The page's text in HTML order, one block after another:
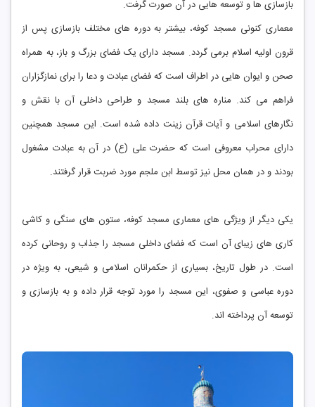
بازسازی ها و توسعه هایی در آن صورت گرفت.
معماری کنونی مسجد کوفه، بیشتر به دوره های مختلف بازسازی پس از
قرون اولیه اسلام برمی گردد. مسجد دارای یک فضای بزرگ و باز، به همراه
صحن و ایوان هایی در اطراف است که فضای عبادت و دعا را برای نمازگزاران
فراهم می کند. مناره های بلند مسجد و طراحی داخلی آن با نقش و
نگارهای اسلامی و آیات قرآن زینت داده شده است. این مسجد همچنین
دارای محراب معروفی است که حضرت علی (ع) در آن به عبادت مشغول
بودند و در همان محل نیز توسط ابن ملجم مورد ضربت قرار گرفتند.
یکی دیگر از ویژگی های معماری مسجد کوفه، ستون های سنگی و کاشی
کاری های زیبای آن است که فضای داخلی مسجد را جذاب و روحانی کرده
است. در طول تاریخ، بسیاری از حکمرانان اسلامی و شیعی، به ویژه در
دوره عباسی و صفوی، این مسجد را مورد توجه قرار داده و به بازسازی و
توسعه آن پرداخته اند.